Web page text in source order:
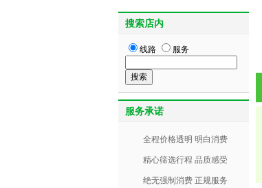
搜索店内
线路 服务
服务承诺
全程价格透明 明白消费
精心筛选行程 品质感受
绝无强制消费 正规服务